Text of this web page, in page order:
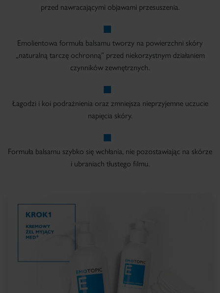
przed nawracającymi objawami przesuszenia.
Emolientowa formuła balsamu tworzy na powierzchni skóry
„naturalną tarczę ochronną” przed niekorzystnym działaniem
czynników zewnętrznych.
Łagodzi i koi podrażnienia oraz zmniejsza nieprzyjemne uczucie
napięcia skóry.
Formuła balsamu szybko się wchłania, nie pozostawiając na skórze
i ubraniach tłustego filmu.